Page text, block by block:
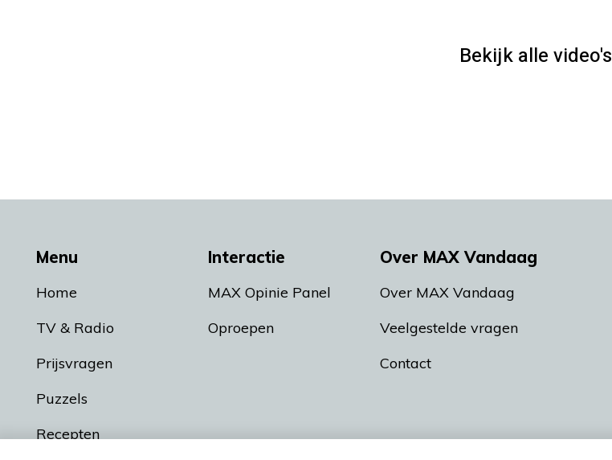
Bekijk alle video's
Menu
Home
TV & Radio
Prijsvragen
Puzzels
Recepten
Interactie
MAX Opinie Panel
Oproepen
Over MAX Vandaag
Over MAX Vandaag
Veelgestelde vragen
Contact